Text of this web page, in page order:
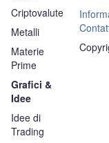
Criptovalute
Metalli
Materie
Prime
Grafici &
Idee
Idee di
Trading